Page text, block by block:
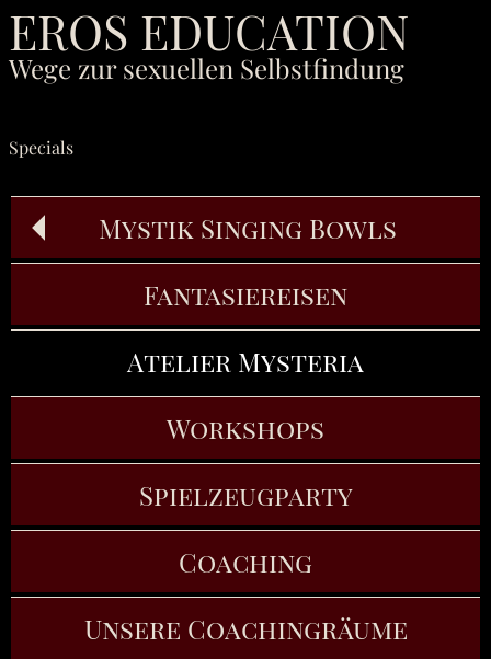
EROS EDUCATION
Wege zur sexuellen Selbstfindung
Specials
Mystik Singing Bowls
Fantasiereisen
Atelier Mysteria
Workshops
Spielzeugparty
Coaching
Unsere Coachingräume